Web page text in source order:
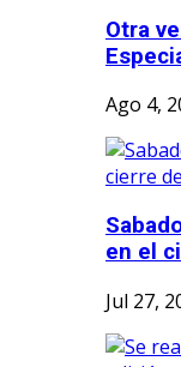
Otra
Ago 4,
en el
Jul 27,